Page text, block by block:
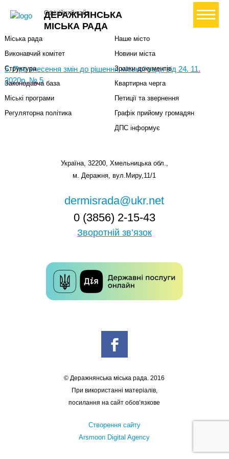
ДЕРАЖНЯНСЬКА
МІСЬКА РАДА
Офіційний сайт+ Створити петицію
5. Про внесення змін до рішення міської ради від 24. 11.
2020р. № 5
Міський голова
Міська рада
Виконавчий комітет
Структура
Законодавча база
Міські програми
Регуляторна політика
Наше місто
Новини міста
Зразки документів
Квартирна черга
Петиції та звернення
Графік прийому громадян
ДПС інформує
Україна, 32200, Хмельницька обл.,
м. Деражня, вул.Миру,11/1
dermisrada@ukr.net
0 (3856) 2-15-43
Зворотній зв’язок
© Деражнянська міська рада. 2016
При використанні матеріалів,
посилання на сайт обов’язкове
Створення сайту
Arsmoon Digital Agency